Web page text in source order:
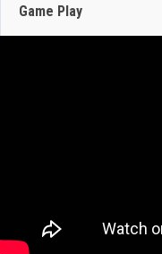
308 Views
Game Play
JULIO 30, 2026